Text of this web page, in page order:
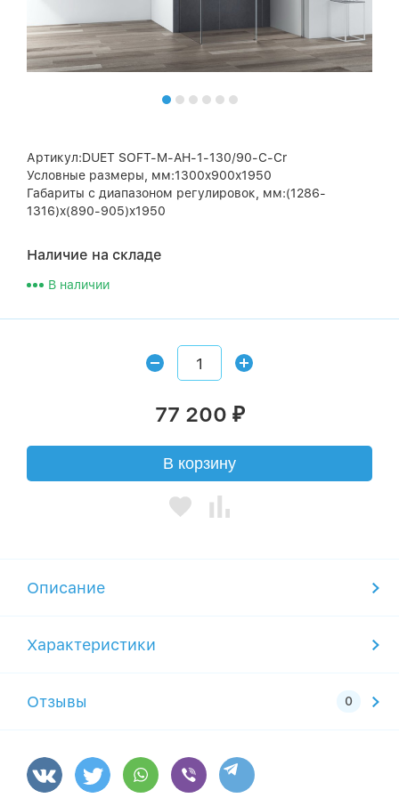
Артикул:DUET SOFT-M-AH-1-130/90-C-Cr
Условные размеры, мм:1300x900x1950
Габариты с диапазоном регулировок, мм:(1286-
1316)x(890-905)x1950
Наличие на складе
В наличии
77 200 ₽
В корзину
Описание
Характеристики
Отзывы